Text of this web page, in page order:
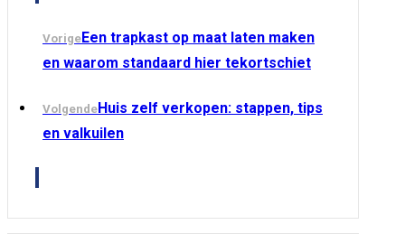
Vorige Een trapkast op maat laten maken
en waarom standaard hier tekortschiet
VolgendeHuis zelf verkopen: stappen, tips
en valkuilen